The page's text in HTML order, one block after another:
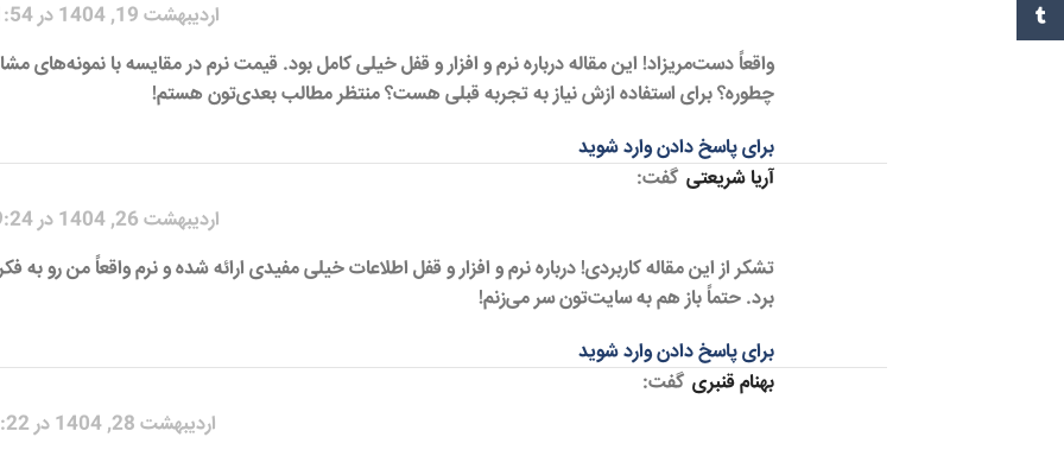
اردیبهشت 19, 1404 در 1:54 ب.ظ
واقعاً دست‌مریزاد! این مقاله درباره نرم و افزار و قفل خیلی کامل بود. قیمت نرم در مقایسه با نمونه‌های
چطوره؟ برای استفاده ازش نیاز به تجربه قبلی هست؟ منتظر مطالب بعدی‌تون هستم!
برای پاسخ دادن وارد شوید
آریا شریعتی گفت:
اردیبهشت 26, 1404 در 9:24 ب.ظ
تشکر از این مقاله کاربردی! درباره نرم و افزار و قفل اطلاعات خیلی مفیدی ارائه شده و نرم واقعاً من رو به
برد. حتماً باز هم به سایت‌تون سر می‌زنم!
برای پاسخ دادن وارد شوید
بهنام قنبری گفت:
اردیبهشت 28, 1404 در 1:22 ق.ظ